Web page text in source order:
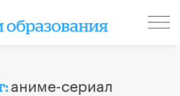
аниме-сериал